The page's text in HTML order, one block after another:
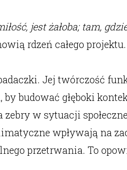
jest żałoba; tam,
rdzeń całego projektu.
Jej twórczość
budować głęboki
w sytuacji
wpływają na
przetrwania. To